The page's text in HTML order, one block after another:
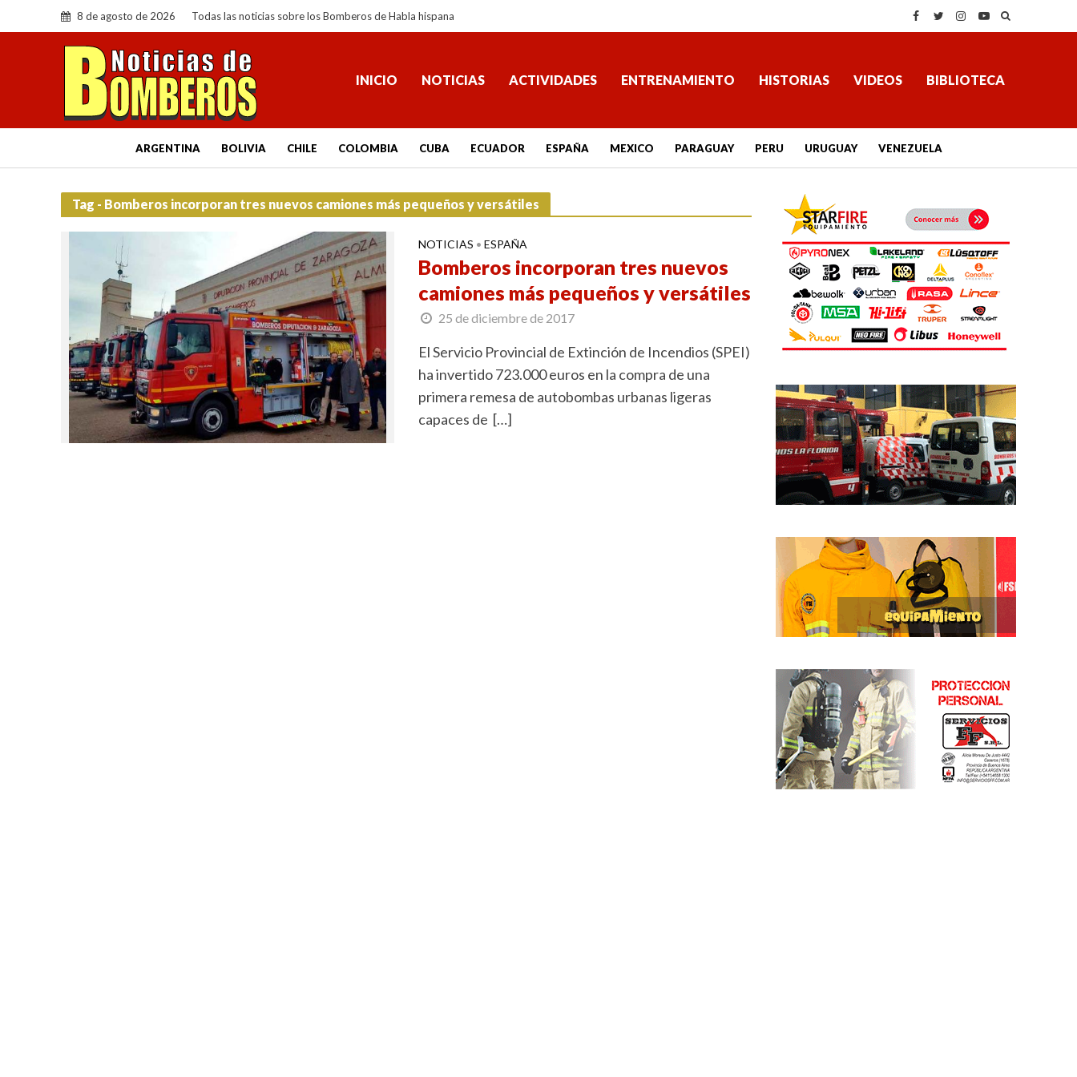
8 de agosto de 2026 Todas las noticias sobre los Bomberos de Habla hispana
INICIO NOTICIAS ACTIVIDADES ENTRENAMIENTO HISTORIAS VIDEOS BIBLIOTECA
ARGENTINA BOLIVIA CHILE COLOMBIA CUBA ECUADOR ESPAÑA MEXICO PARAGUAY PERU URUGUAY VENEZUELA
Tag - Bomberos incorporan tres nuevos camiones más pequeños y versátiles
NOTICIAS • ESPAÑA
Bomberos incorporan tres nuevos
camiones más pequeños y versátiles
25 de diciembre de 2017
El Servicio Provincial de Extinción de Incendios (SPEI)
ha invertido 723.000 euros en la compra de una
primera remesa de autobombas urbanas ligeras
capaces de […]